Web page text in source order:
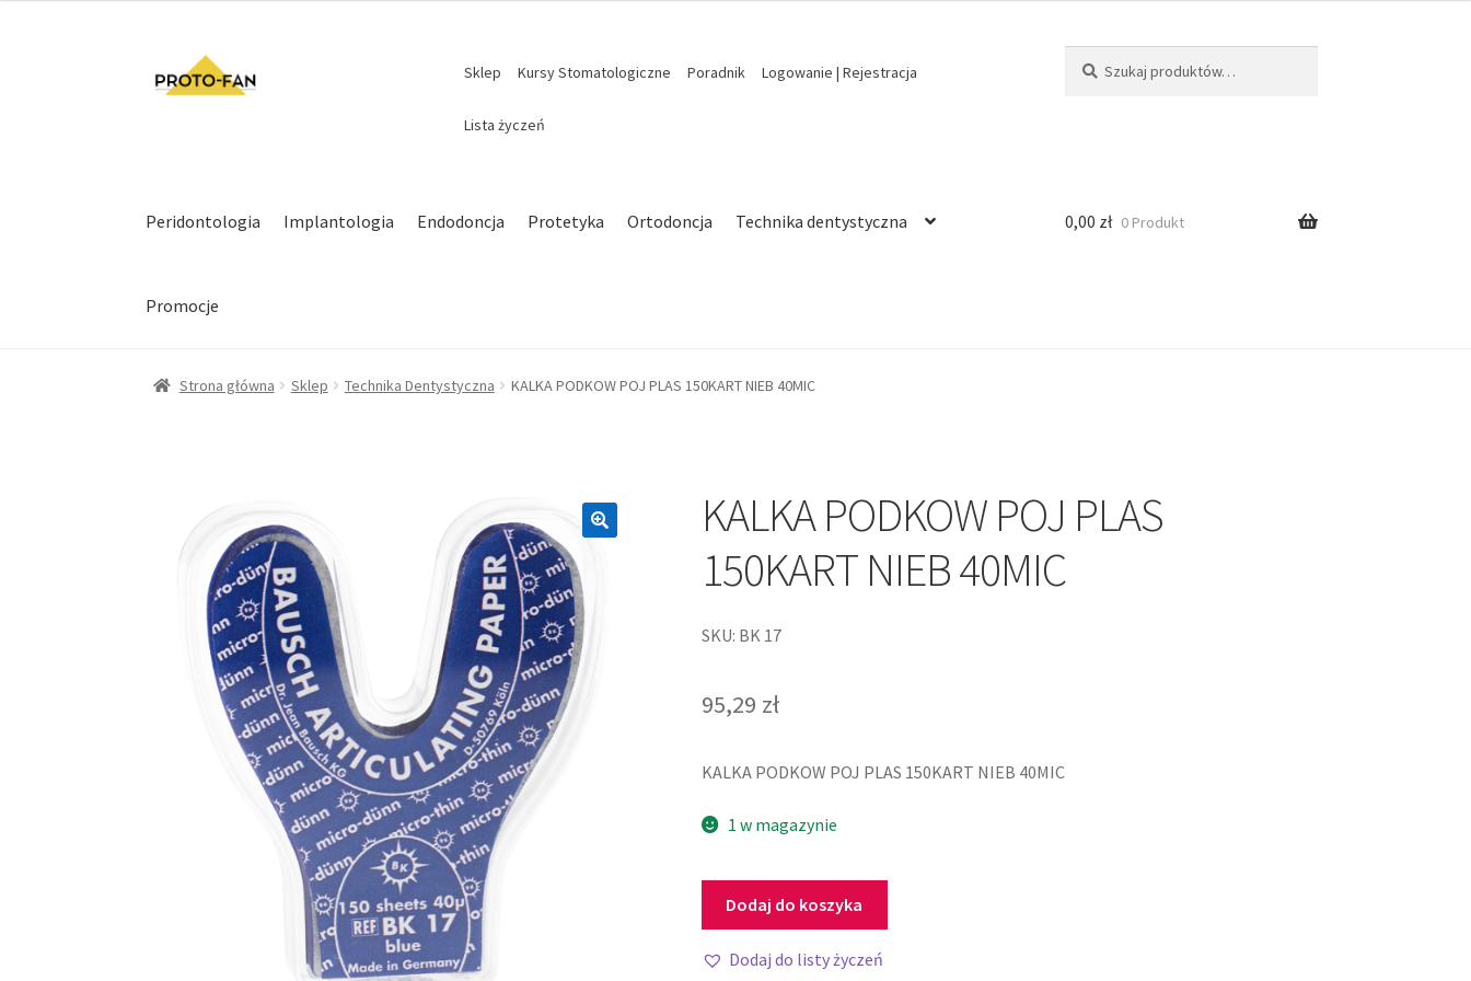
Sklep Kursy Stomatologiczne Poradnik Logowanie | Rejestracja
Lista życzeń
Peridontologia Implantologia Endodoncja Protetyka Ortodoncja Technika dentystyczna
Promocje
0,00 zł 0 Produkt
Strona główna Sklep Technika Dentystyczna KALKA PODKOW POJ PLAS 150KART NIEB 40MIC
KALKA PODKOW POJ PLAS
150KART NIEB 40MIC
SKU: BK 17
95,29 zł
KALKA PODKOW POJ PLAS 150KART NIEB 40MIC
1 w magazynie
Dodaj do koszyka
Dodaj do listy życzeń